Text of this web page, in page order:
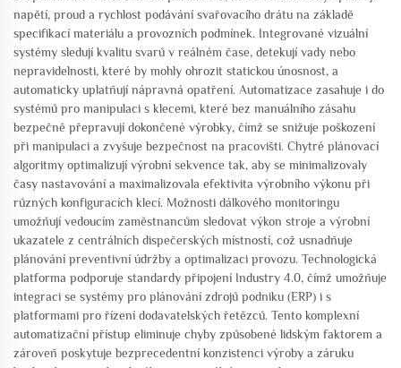
napětí, proud a rychlost podávání svařovacího drátu na základě
specifikací materiálu a provozních podmínek. Integrované vizuální
systémy sledují kvalitu svarů v reálném čase, detekují vady nebo
nepravidelnosti, které by mohly ohrozit statickou únosnost, a
automaticky uplatňují nápravná opatření. Automatizace zasahuje i do
systémů pro manipulaci s klecemi, které bez manuálního zásahu
bezpečně přepravují dokončené výrobky, čímž se snižuje poškození
při manipulaci a zvyšuje bezpečnost na pracovišti. Chytré plánovací
algoritmy optimalizují výrobní sekvence tak, aby se minimalizovaly
časy nastavování a maximalizovala efektivita výrobního výkonu při
různých konfiguracích klecí. Možnosti dálkového monitoringu
umožňují vedoucím zaměstnancům sledovat výkon stroje a výrobní
ukazatele z centrálních dispečerských místností, což usnadňuje
plánování preventivní údržby a optimalizaci provozu. Technologická
platforma podporuje standardy připojení Industry 4.0, čímž umožňuje
integraci se systémy pro plánování zdrojů podniku (ERP) i s
platformami pro řízení dodavatelských řetězců. Tento komplexní
automatizační přístup eliminuje chyby způsobené lidským faktorem a
zároveň poskytuje bezprecedentní konzistenci výroby a záruku